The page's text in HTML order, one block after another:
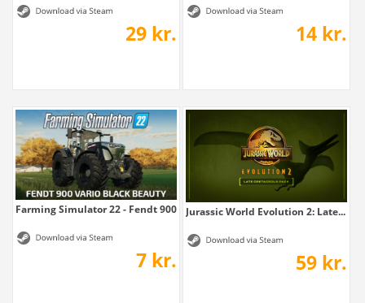
29 kr. 14 kr.
Farming Simulator 22 - Fendt 900 Vario...
7 kr.
Jurassic World Evolution 2: Late...
59 kr.